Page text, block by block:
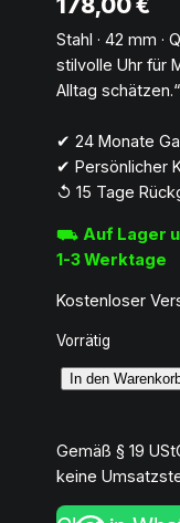
178,00€
Stahl · 42 mm ·
stilvolle Uhr für
Alltag schätzen.“
✔︎ 24 Monate
✔︎ Persönlicher
↺ 15 Tage
⛟ Auf Lager
1-3 Werktage
Kostenloser
Vorrätig
e
n
t
In den
Gemäß § 19
keine